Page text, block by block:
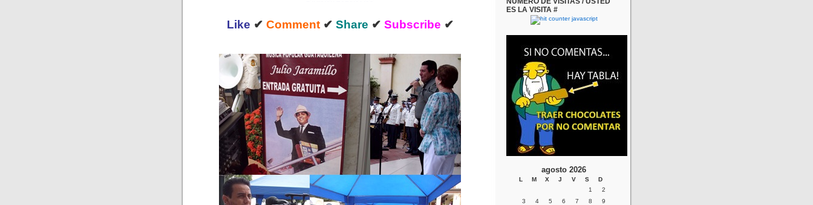
Like ✔ Comment✔ Share ✔ Subscribe ✔
ES LA VISITA #
agosto 2026
L M X J V S
D
1
2
3
4 5 6 7 8
9